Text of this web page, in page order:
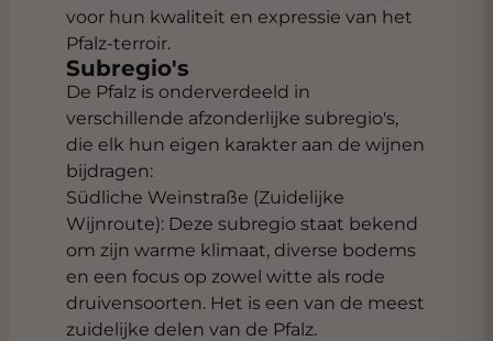
voor hun kwaliteit en expressie van het
Pfalz-terroir.
Subregio's
De Pfalz is onderverdeeld in
verschillende afzonderlijke subregio's,
die elk hun eigen karakter aan de wijnen
bijdragen:
Südliche Weinstraße (Zuidelijke
Wijnroute): Deze subregio staat bekend
om zijn warme klimaat, diverse bodems
en een focus op zowel witte als rode
druivensoorten. Het is een van de meest
zuidelijke delen van de Pfalz.